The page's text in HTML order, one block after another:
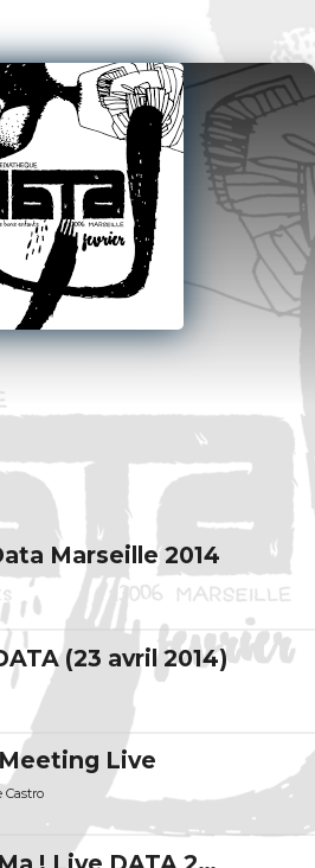
Marseille 2014
(23 avril 2014)
Live
Castro